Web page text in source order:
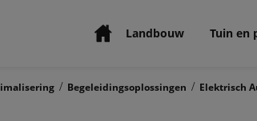
Landbouw Tuin en
/ Begeleidingsoplossingen / Elektrisch